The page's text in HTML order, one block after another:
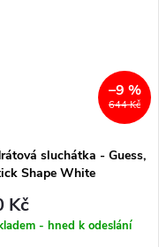
644 Kč
–9 %
sluchátka - Guess,
Shape White
Kč
- hned k odeslání